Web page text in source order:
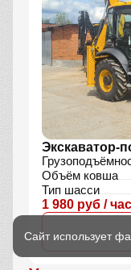
Экскаватор-
Объём ковша
Тип шасси
1 980 руб / час
Сайт использует